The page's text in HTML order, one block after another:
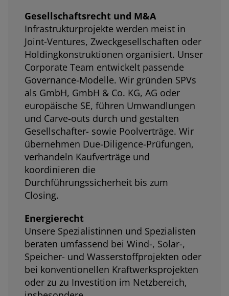
Gesellschaftsrecht und M&A
Infrastrukturprojekte werden meist in
Joint-Ventures, Zweckgesellschaften oder
Holdingkonstruktionen organisiert. Unser
Corporate Team entwickelt passende
Governance-Modelle. Wir gründen SPVs
als GmbH, GmbH & Co. KG, AG oder
europäische SE, führen Umwandlungen
und Carve-outs durch und gestalten
Gesellschafter- sowie Poolverträge. Wir
übernehmen Due-Diligence-Prüfungen,
verhandeln Kaufverträge und
koordinieren die
Durchführungssicherheit bis zum
Closing.
Energierecht
Unsere Spezialistinnen und Spezialisten
beraten umfassend bei Wind-, Solar-,
Speicher- und Wasserstoffprojekten oder
bei konventionellen Kraftwerksprojekten
oder zu zu Investition im Netzbereich,